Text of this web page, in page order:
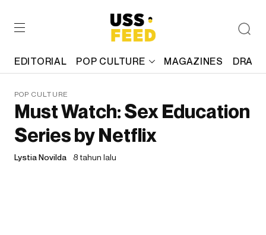
EDITORIAL POP CULTURE MAGAZINES
POP CULTURE
Must Watch: Sex Education
Series by Netflix
Lystia Novilda 8 tahun lalu